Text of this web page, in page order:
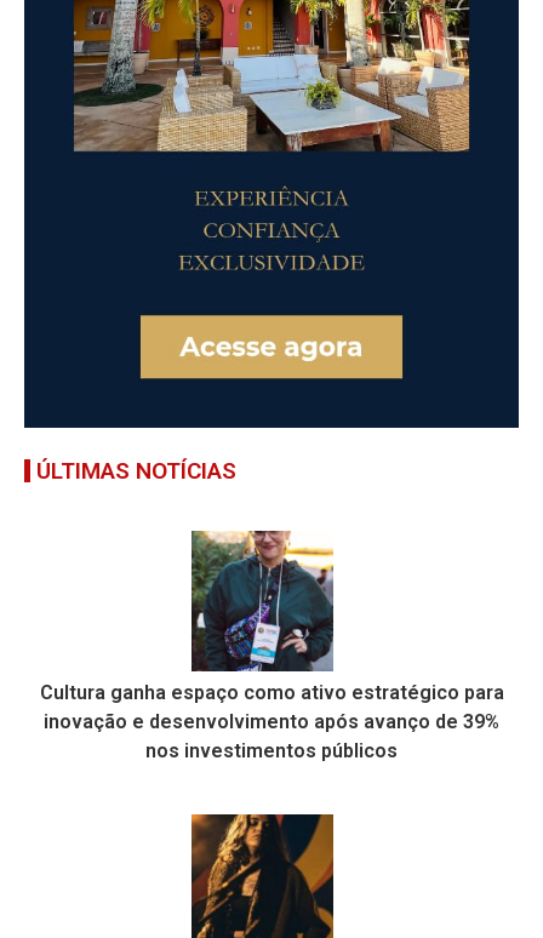
ÚLTIMAS NOTÍCIAS
Cultura ganha espaço como ativo estratégico para
inovação e desenvolvimento após avanço de 39%
nos investimentos públicos